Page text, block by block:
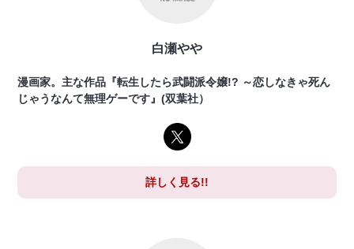
白瀬やや
漫画家。主な作品『転生したら武闘派令嬢!? ～恋しなきゃ死ん
じゃうなんて無理ゲーです』(双葉社）
詳しく見る!!